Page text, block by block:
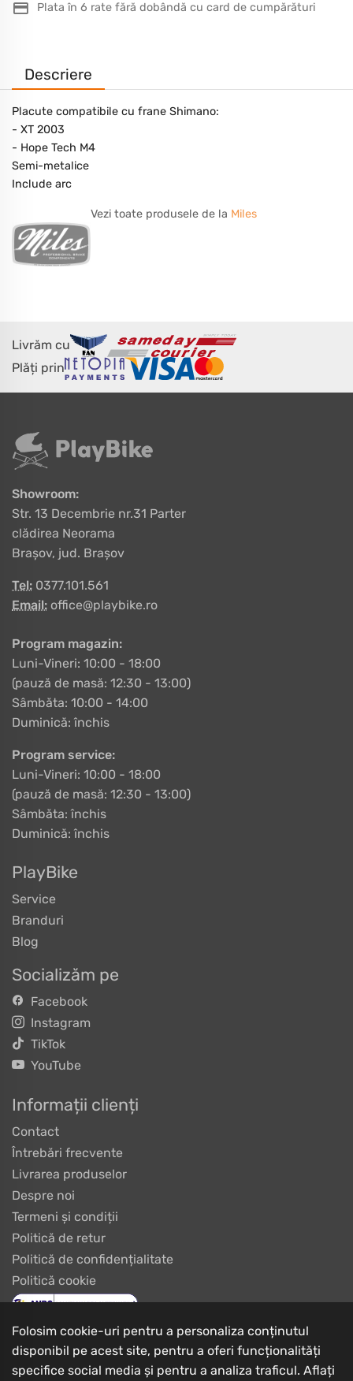
Plata în 6 rate fără dobândă cu card de cumpărături
Descriere
Placute compatibile cu frane Shimano:
- XT 2003
- Hope Tech M4
Semi-metalice
Include arc
Vezi toate produsele de la Miles
Livrăm cu
Plăți prin
Showroom:
Str. 13 Decembrie nr.31 Parter
clădirea Neorama
Brașov, jud. Brașov
Tel: 0377.101.561
Email: office@playbike.ro
Program magazin:
Luni-Vineri: 10:00 - 18:00
(pauză de masă: 12:30 - 13:00)
Sâmbăta: 10:00 - 14:00
Duminică: închis
Program service:
Luni-Vineri: 10:00 - 18:00
(pauză de masă: 12:30 - 13:00)
Sâmbăta: închis
Duminică: închis
PlayBike
Service
Branduri
Blog
Socializăm pe
Facebook
Instagram
TikTok
YouTube
Informații clienți
Contact
Întrebări frecvente
Livrarea produselor
Despre noi
Termeni și condiții
Politică de retur
Politică de confidențialitate
Politică cookie
Folosim cookie-uri pentru a personaliza conținutul
disponibil pe acest site, pentru a oferi funcționalități
specifice social media și pentru a analiza traficul. Aflați